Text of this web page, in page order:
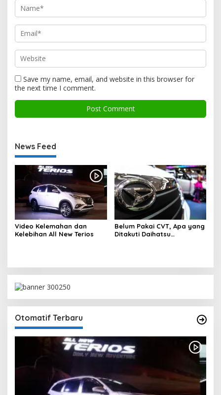
Save my name, email, and website in this browser for
the next time I comment.
News Feed
Video Kelemahan dan
Kelebihan All New Terios
Belum Pakai CVT, Apa yang
Ditakuti Daihatsu
Otomatif Terbaru